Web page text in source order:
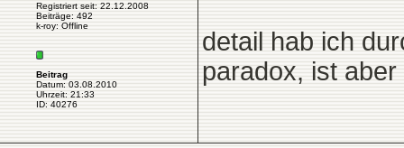
Registriert seit: 22.12.2008
Beiträge: 492
k-roy: Offline
Beitrag
Datum: 03.08.2010
Uhrzeit: 21:33
ID: 40276
detail hab ich
paradox, ist aber